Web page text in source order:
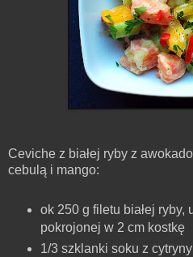
Ceviche z białej ryby z
cebulą i mango:
ok 250 g filetu białej ryby,
pokrojonej w 2 cm kostkę
1/3 szklanki soku z